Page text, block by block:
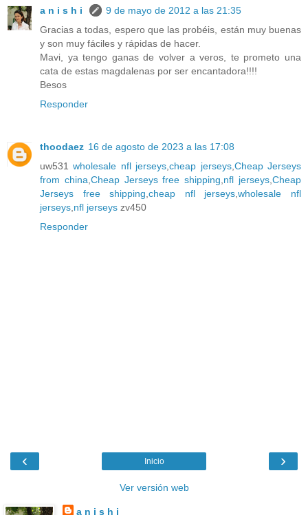
a n i s h i
9 de mayo de 2012 a las 21:35
Gracias a todas, espero que las probéis, están muy buenas
y son muy fáciles y rápidas de hacer.
Mavi, ya tengo ganas de volver a veros, te prometo una
cata de estas magdalenas por ser encantadora!!!!
Besos
Responder
thoodaez 16 de agosto de 2023 a las 17:08
uw531wholesale nfl jerseys ,cheap jerseys, Cheap Jerseys
from china Cheap Jerseys free shipping nfl jerseys ,Cheap
Jerseys free shipping ,cheap nfl jerseys ,wholesale nfl
jerseys nfl jerseys zv450
Responder
‹ ›
Inicio
Ver versión web
a n i s h i